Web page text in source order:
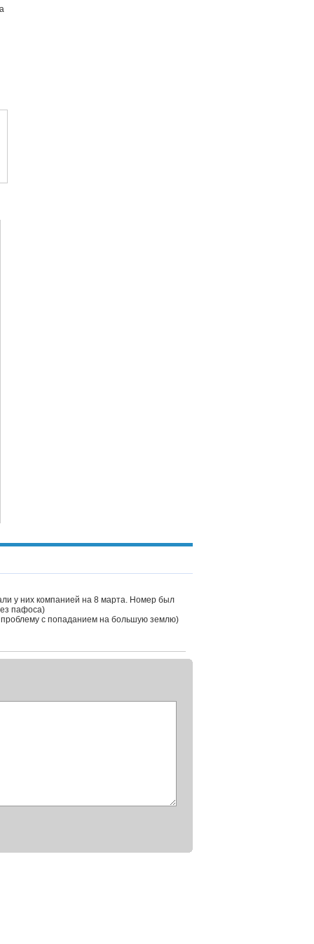
у них компанией на 8 марта. Номер был
пафоса)
с попаданием на большую землю)